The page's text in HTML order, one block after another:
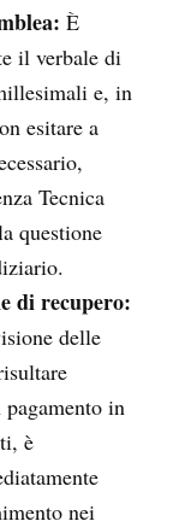
È
il verbale di
e, in
esitare a
Tecnica
questione
di recupero:
delle
in
è
nei